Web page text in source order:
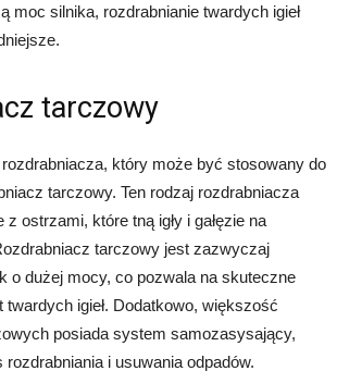
moc silnika, rozdrabnianie twardych igieł
tarczowy
który może być stosowany do
tarczowy. Ten rodzaj rozdrabniacza
ostrzami, które tną igły i gałęzie na
tarczowy jest zazwyczaj
o dużej mocy, co pozwala na skuteczne
twardych igieł. Dodatkowo, większość
posiada system samozasysający,
rozdrabniania i usuwania odpadów.